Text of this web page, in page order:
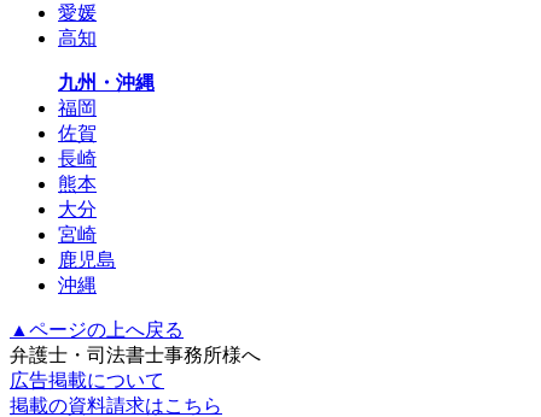
愛媛
高知
九州・沖縄
福岡
佐賀
長崎
熊本
大分
宮崎
鹿児島
沖縄
▲ページの上へ戻る
弁護士・司法書士事務所様へ
広告掲載について
掲載の資料請求はこちら